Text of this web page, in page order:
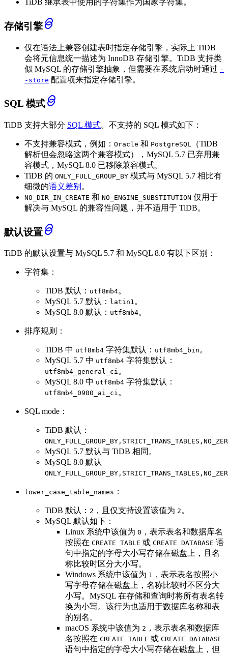
TiDB 继承表中使用的字符集作为国家字符集。
存储引擎
仅在语法上兼容创建表时指定存储引擎，实际上 TiDB
会将元信息统一描述为 InnoDB 存储引擎。TiDB 支持类
似 MySQL 的存储引擎抽象，但需要在系统启动时通过 -
-store 配置项来指定存储引擎。
SQL 模式
TiDB 支持大部分 SQL 模式。不支持的 SQL 模式如下：
不支持兼容模式，例如： Oracle 和 PostgreSQL （TiDB
解析但会忽略这两个兼容模式），MySQL 5.7 已弃用兼
容模式，MySQL 8.0 已移除兼容模式。
TiDB 的 ONLY_FULL_GROUP_BY 模式与 MySQL 5.7 相比有
细微的语义差别 。
NO_DIR_IN_CREATE 和 NO_ENGINE_SUBSTITUTION 仅用于
解决与 MySQL 的兼容性问题，并不适用于 TiDB。
默认设置
TiDB 的默认设置与 MySQL 5.7 和 MySQL 8.0 有以下区别：
字符集：
TiDB 默认： utf8mb4。
MySQL 5.7 默认： latin1。
MySQL 8.0 默认： utf8mb4。
排序规则：
TiDB 中 utf8mb4 字符集默认： utf8mb4_bin。
MySQL 5.7 中 utf8mb4 字符集默认：
utf8mb4_general_ci。
MySQL 8.0 中 utf8mb4 字符集默认：
utf8mb4_0900_ai_ci。
SQL mode：
TiDB 默认：
MySQL 5.7 默认与 TiDB 相同。
MySQL 8.0 默认
lower_case_table_names ：
TiDB 默认： 2 ，且仅支持设置该值为 2。
MySQL 默认如下：
Linux 系统中该值为 0 ，表示表名和数据库名
按照在 CREATE TABLE 或 CREATE DATABASE 语
句中指定的字母大小写存储在磁盘上，且名
称比较时区分大小写。
Windows 系统中该值为 1 ，表示表名按照小
写字母存储在磁盘上，名称比较时不区分大
小写。MySQL 在存储和查询时将所有表名转
换为小写。该行为也适用于数据库名称和表
的别名。
macOS 系统中该值为 2 ，表示表名和数据库
名按照在 CREATE TABLE 或 CREATE DATABASE
语句中指定的字母大小写存储在磁盘上，但